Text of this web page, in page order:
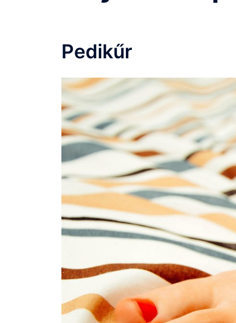
Pedikűr